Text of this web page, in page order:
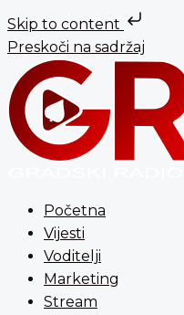
Skip to content
Preskoči na sadržaj
Početna
Vijesti
Voditelji
Marketing
Stream